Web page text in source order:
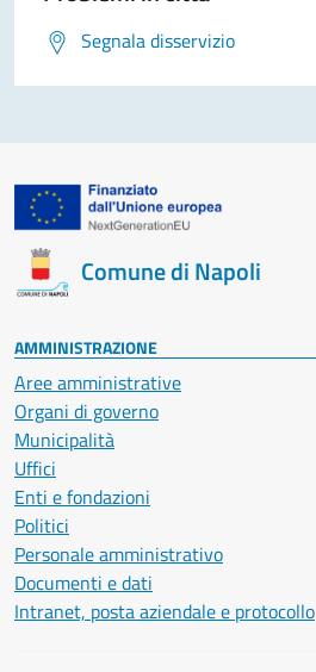
Segnala disservizio
Comune di Napoli
AMMINISTRAZIONE
Aree amministrative
Organi di governo
Municipalità
Uffici
Enti e fondazioni
Politici
Personale amministrativo
Documenti e dati
Intranet, posta aziendale e protocollo